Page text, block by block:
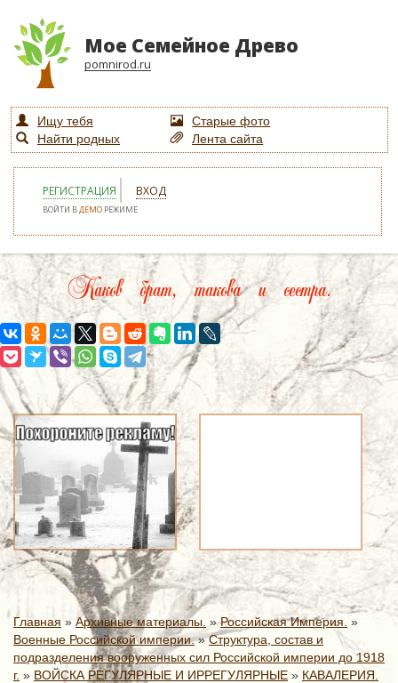
Мое Семейное Древо
pomnirod.ru
Ищу тебя
Старые фото
Найти родных
Лента сайта
РЕГИСТРАЦИЯ ВХОД
ВОЙТИ ВДЕМО РЕЖИМЕ
Каков брат, такова и сестра.
Главная » Архивные материалы. »Российская Империя. »
Военные Российской империи.»Структура, состав и
подразделения вооруженных сил Российской империи до 1918
г. » ВОЙСКА РЕГУЛЯРНЫЕ И ИРРЕГУЛЯРНЫЕ » КАВАЛЕРИЯ.